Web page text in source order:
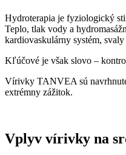
Hydroterapia je fyziologický
Teplo, tlak vody a
kardiovaskulárny systém,
Kľúčové je však slovo –
Vírivky TANVEA sú
extrémny zážitok.
Vplyv vírivky na